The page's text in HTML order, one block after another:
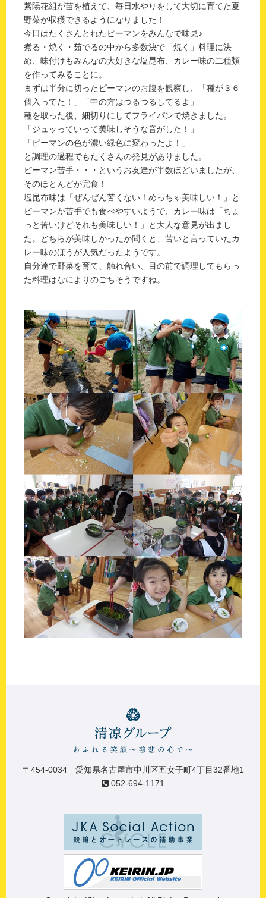
紫陽花組が苗を植えて、毎日水やりをして大切に育てた夏
野菜が収穫できるようになりました！
今日はたくさんとれたピーマンをみんなで味見♪
煮る・焼く・茹でるの中から多数決で「焼く」料理に決
め、味付けもみんなの大好きな塩昆布、カレー味の二種類
を作ってみることに。
まずは半分に切ったピーマンのお腹を観察し、「種が３６
個入ってた！」「中の方はつるつるしてるよ」
種を取った後、細切りにしてフライパンで焼きました。
「ジュッっていって美味しそうな音がした！」
「ピーマンの色が濃い緑色に変わったよ！」
と調理の過程でもたくさんの発見がありました。
ピーマン苦手・・・というお友達が半数ほどいましたが、
そのほとんどが完食！
塩昆布味は「ぜんぜん苦くない！めっちゃ美味しい！」と
ピーマンが苦手でも食べやすいようで、カレー味は「ちょ
っと苦いけどそれも美味しい！」と大人な意見が出まし
た。どちらが美味しかったか聞くと、苦いと言っていたカ
レー味のほうが人気だったようです。
自分達で野菜を育て、触れ合い、目の前で調理してもらっ
た料理はなによりのごちそうですね。
〒454-0034 愛知県名古屋市中川区五女子町4丁目32番地1
052-694-1171